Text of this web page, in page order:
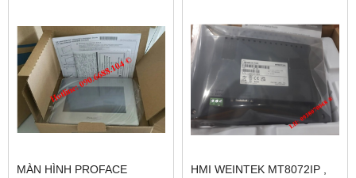
MÀN HÌNH PROFACE
HMI WEINTEK MT8072IP ,